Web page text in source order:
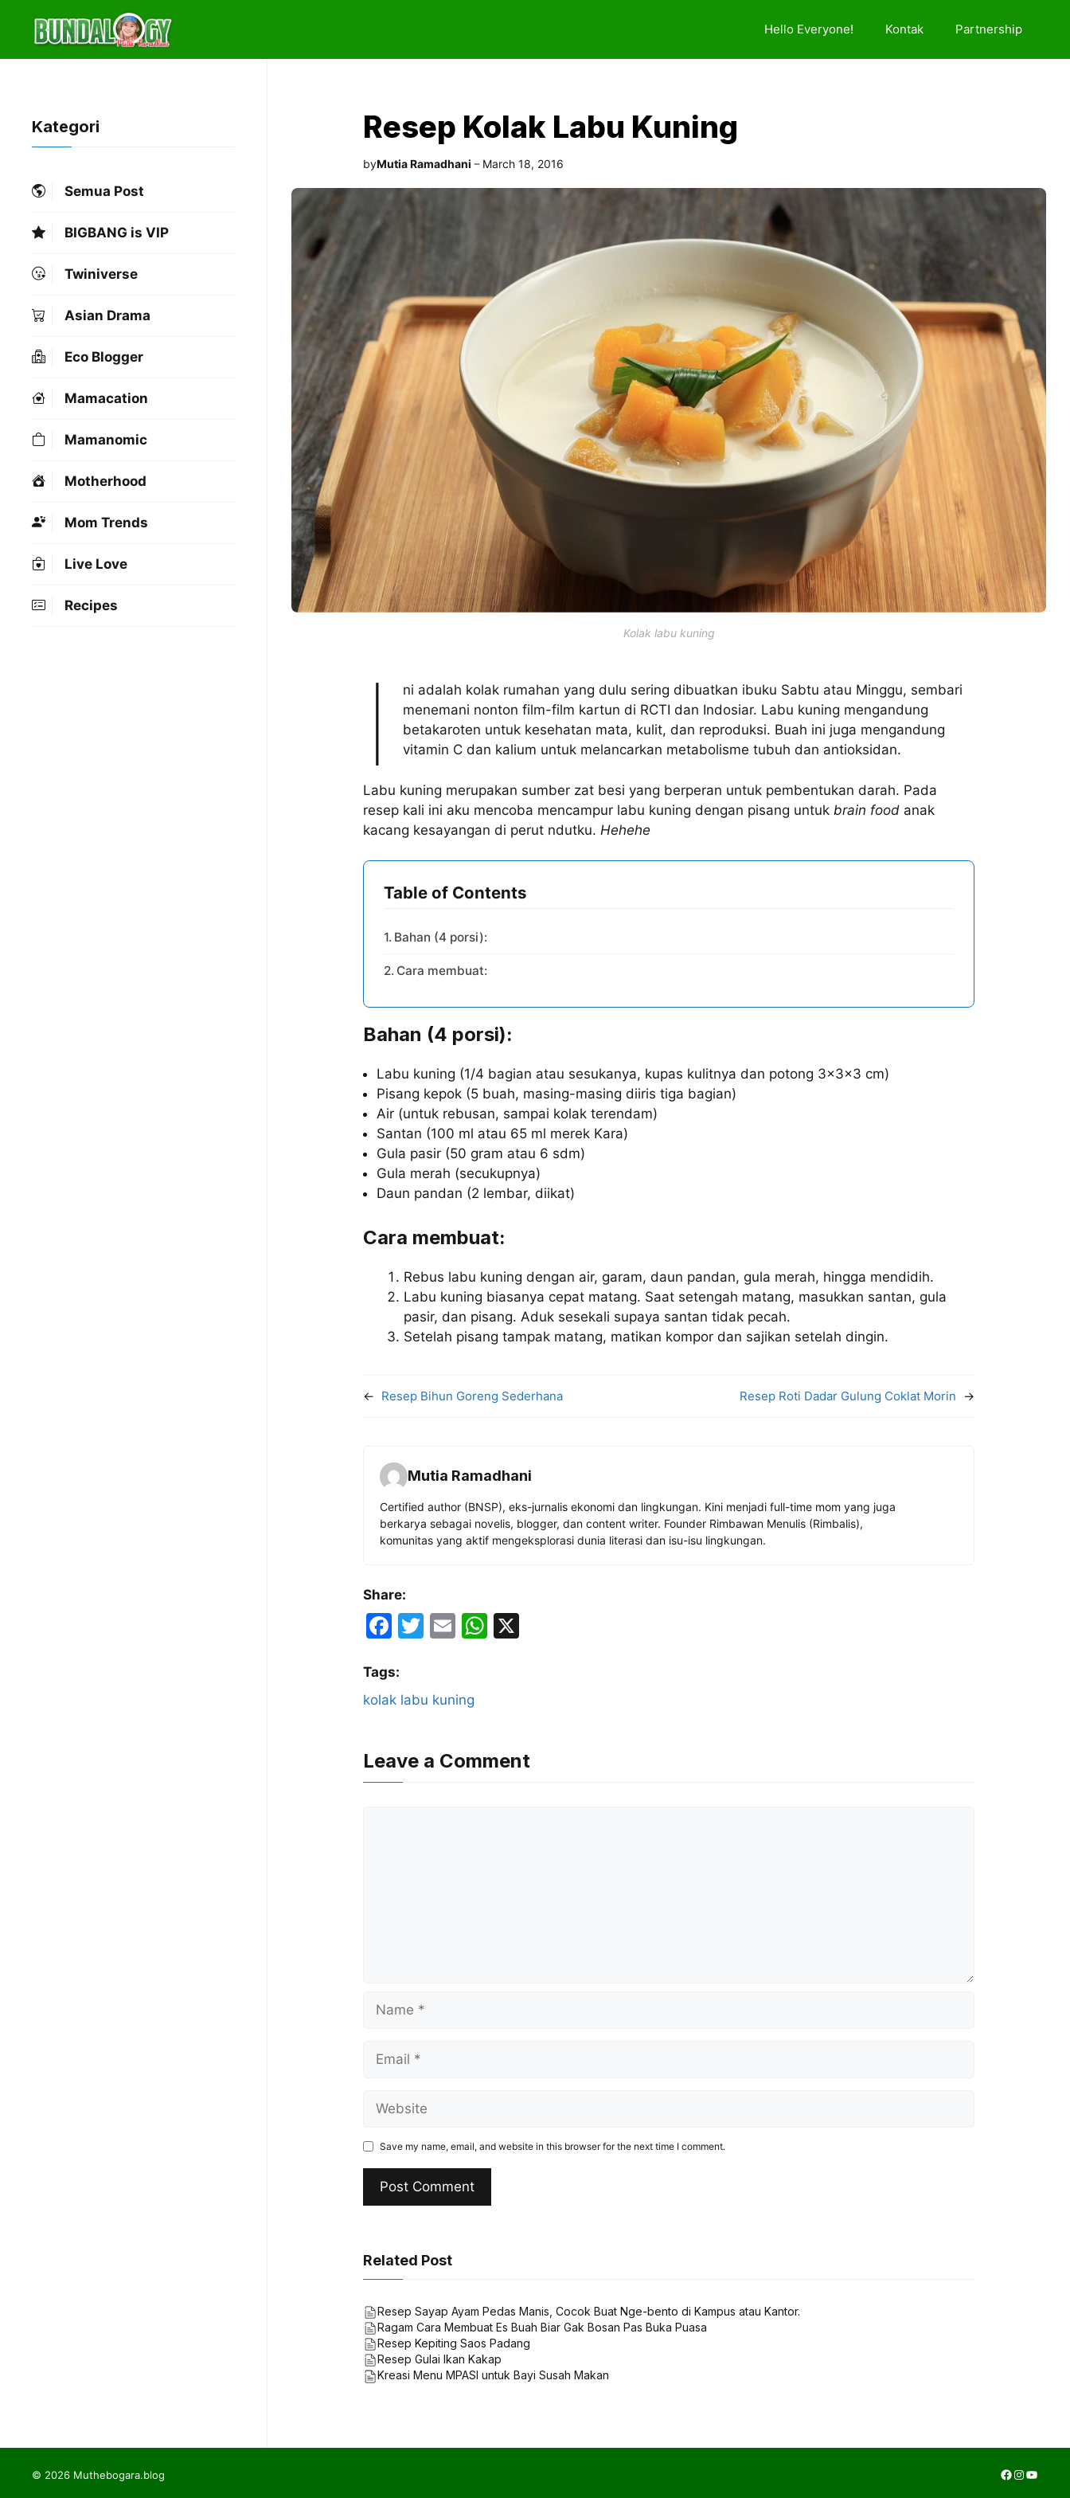
content
Hello Everyone! Kontak Partnership
Resep Kolak Labu Kuning
byMutia Ramadhani March 18, 2016
Kolak labu kuning
I
ni adalah kolak rumahan yang dulu sering dibuatkan ibuku Sabtu atau Minggu, sembari
menemani nonton film-film kartun di RCTI dan Indosiar. Labu kuning mengandung
betakaroten untuk kesehatan mata, kulit, dan reproduksi. Buah ini juga mengandung
vitamin C dan kalium untuk melancarkan metabolisme tubuh dan antioksidan.
Labu kuning merupakan sumber zat besi yang berperan untuk pembentukan darah. Pada
resep kali ini aku mencoba mencampur labu kuning dengan pisang untuk brain food anak
kacang kesayangan di perut ndutku. Hehehe
Table of Contents
Bahan (4 porsi):
Cara membuat:
Bahan (4 porsi):
Labu kuning (1/4 bagian atau sesukanya, kupas kulitnya dan potong 3x3x3 cm)
Pisang kepok (5 buah, masing-masing diiris tiga bagian)
Air (untuk rebusan, sampai kolak terendam)
Santan (100 ml atau 65 ml merek Kara)
Gula pasir (50 gram atau 6 sdm)
Gula merah (secukupnya)
Daun pandan (2 lembar, diikat)
Cara membuat:
Rebus labu kuning dengan air, garam, daun pandan, gula merah, hingga mendidih.
Labu kuning biasanya cepat matang. Saat setengah matang, masukkan santan, gula
pasir, dan pisang. Aduk sesekali supaya santan tidak pecah.
Setelah pisang tampak matang, matikan kompor dan sajikan setelah dingin.
← Resep Bihun Goreng Sederhana Resep Roti Dadar Gulung Coklat Morin →
Mutia Ramadhani
Certified author (BNSP), eks-jurnalis ekonomi dan lingkungan. Kini menjadi full-time mom yang juga
berkarya sebagai novelis, blogger, dan content writer. Founder Rimbawan Menulis (Rimbalis),
komunitas yang aktif mengeksplorasi dunia literasi dan isu-isu lingkungan.
Share:
F
c
e
o
o
T
er
E
l
W
p
p
Tags:
kolak labu kuning
Leave a Comment
Save my name, email, and website in this browser for the next time I comment.
Related Post
Resep Sayap Ayam Pedas Manis, Cocok Buat Nge-bento di Kampus atau Kantor.
Ragam Cara Membuat Es Buah Biar Gak Bosan Pas Buka Puasa
Resep Kepiting Saos Padang
Resep Gulai Ikan Kakap
Kreasi Menu MPASI untuk Bayi Susah Makan
Kategori
Semua Post
BIGBANG is VIP
Twiniverse
Asian Drama
Eco Blogger
Mamacation
Mamanomic
Motherhood
Mom Trends
Live Love
Recipes
© 2026 Muthebogara.blog Facebook